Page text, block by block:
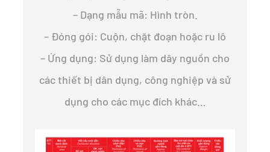
– Dạng mẫu mã: Hình tròn.
– Đóng gói: Cuộn, chặt đoạn hoặc ru lô
– Ứng dụng: Sử dụng làm dây nguồn cho
các thiết bị dân dụng, công nghiệp và sử
dụng cho các mục đích khác…